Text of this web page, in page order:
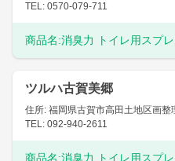
TEL: 0570-079-711
商品名:消臭力 トイレ用スプ
ツルハ古賀美郷
住所: 福岡県古賀市高田土地区画
TEL: 092-940-2611
商品名:消臭力 トイレ用スプ